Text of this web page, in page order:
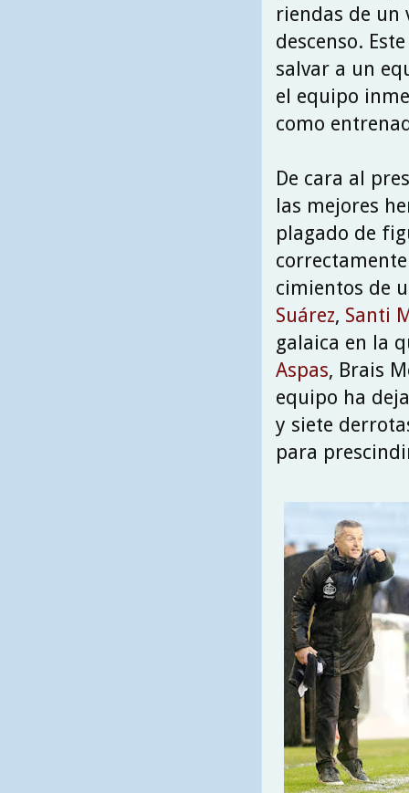
riendas de un
descenso.
salvar a un
el equipo
como
De cara al
las mejores
plagado de
cimientos de
Suárez, Santi
galaica en la
Aspas, Brais
equipo ha
y siete
para